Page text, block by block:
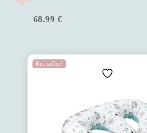
68.99 €
Bestseller!